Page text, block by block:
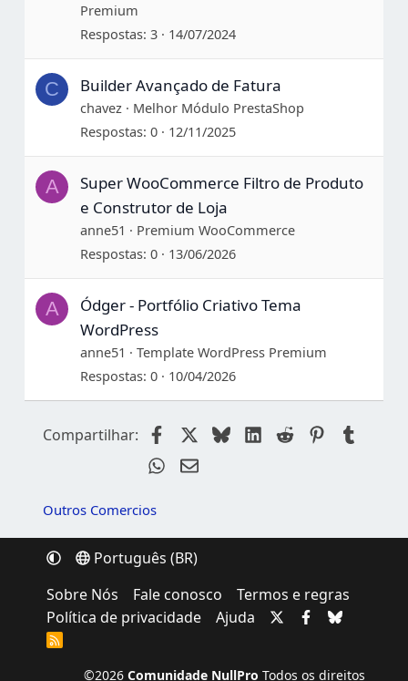
Premium
Respostas 3 14/07/2024
C Builder Avançado de Fatura
chavez
Melhor Módulo PrestaShop
Respostas 0 12/11/2025
A
Super WooCommerce Filtro de Produto
e Construtor de Loja
anne51
Premium WooCommerce
Respostas 0 13/06/2026
A
Ódger - Portfólio Criativo Tema
WordPress
anne51
Template WordPress Premium
Respostas 0 10/04/2026
Compartilhar: FacebookBlueskyLinkedIn
Reddit Pinterest
WhatsApp
Email
Outros Comercios
Português (BR)
Sobre Nós
Fale conosco
Termos e regras
Política de privacidade
Ajuda
R
©2026Comunidade NullPro Todos os direitos